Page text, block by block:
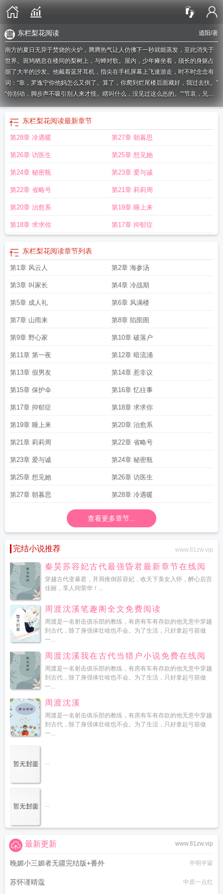
逍阳/著
东栏梨花阅读
南方的夏日无异于焚烧的火炉，腾腾热气让人仿佛下一秒就能蒸发，至此消失于
世界。斑鸠栖息在楼间的梨树上，与蝉对歌。屋内，少年瘫坐着，颀长的身躯占
据了大半的沙发。他戴着蓝牙耳机，指尖在手机屏幕上飞速游走，时不时念念有
词：“靠，罗逸宁你他妈怎么又倒了。算了，你爬到烂尾楼后面藏好，我过去扶。”
“你别动，脚步声不吸引别人来才怪。瞎叫什么，没见过这么怂的。”“节哀，兄
弟，虽然下一把你很可能又是盒子精。”正当他沉浸在游戏中，现实给了他一记爆
栗。“安深青！都说了你多少次，不要说脏话，”袁绮月放下大包小包的购物袋，进
门关换鞋，又说道：“还有，打游戏小点声，别影响你姐学习。”他的目光仍聚焦在
屏幕上，和网络那头的队友聊得起劲，丝毫不为所动。片刻，袁绮月忍无可忍，
着他了。
东栏梨花宋苏轼古诗 东栏梨花写作背景东栏梨花苏轼的朗诵
花.宋代苏轼东栏梨花古诗解析 东栏梨花梨花东栏梨花苏轼
怎样的思想感情
东栏梨花阅读最新章节
第28章 冷遇暖 第27章 朝暮思
第26章 访医生 第25章 想见她
第24章 秘密瓶 第23章 爱与诚
第22章 省略号 第21章 莉莉周
第20章 治愈系 第19章 睡上来
第18章 求求你 第17章 抑郁症
东栏梨花阅读章节列表
第1章 风云人 第2章 海参汤
第3章 叫家长 第4章 冷战期
第5章 成人礼 第6章 风满楼
第7章 山雨来 第8章 陷囹圄
第9章 野心家 第10章 破落户
第11章 第一夜 第12章 暗流涌
第13章 假男友 第14章 惹非议
第15章 保护伞 第16章 忆往事
第17章 抑郁症 第18章 求求你
第19章 睡上来 第20章 治愈系
第21章 莉莉周 第22章 省略号
第23章 爱与诚 第24章 秘密瓶
第25章 想见她 第26章 访医生
第27章 朝暮思 第28章 冷遇暖
查看更多章节...
完结小说推荐 www.81zw.vip
秦昊苏容妃古代最强昏君最新章节在线阅
读
穿越古代变暴君，开局推倒苏容妃，收天下美女入怀，醉心后宫
佳丽，享人间荣华！...
周渡沈溪笔趣阁全文免费阅读
周渡是一名射击俱乐部的教练，有房有车有存款的他无意中穿越
到古代，除了身强体壮啥也不会。为了生活，只好拿起弓箭做
一...
周渡沈溪我在古代当猎户小说免费在线阅
读
周渡是一名射击俱乐部的教练，有房有车有存款的他无意中穿越
到古代，除了身强体壮啥也不会。为了生活，只好拿起弓箭做
一...
周渡沈溪
周渡是一名射击俱乐部的教练，有房有车有存款的他无意中穿越
到古代，除了身强体壮啥也不会。为了生活，只好拿起弓箭做
一...
...
...
www.81zw.vip
最新更新
晚媚小三媚者无疆完结版+番外 半明半寐
苏怀谨晴蔻 中原一点红